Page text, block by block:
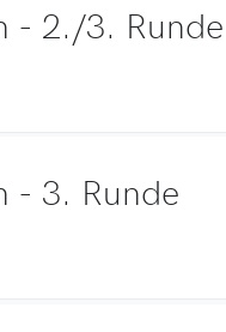
- 2./3. Runde
- 3. Runde